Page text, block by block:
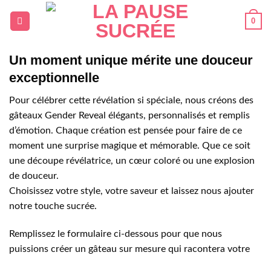
0
Un moment unique mérite une douceur
exceptionnelle
Pour célébrer cette révélation si spéciale, nous créons des
gâteaux Gender Reveal élégants, personnalisés et remplis
d’émotion. Chaque création est pensée pour faire de ce
moment une surprise magique et mémorable. Que ce soit
une découpe révélatrice, un cœur coloré ou une explosion
de douceur.
Choisissez votre style, votre saveur et laissez nous ajouter
notre touche sucrée.
Remplissez le formulaire ci-dessous pour que nous
puissions créer un gâteau sur mesure qui racontera votre